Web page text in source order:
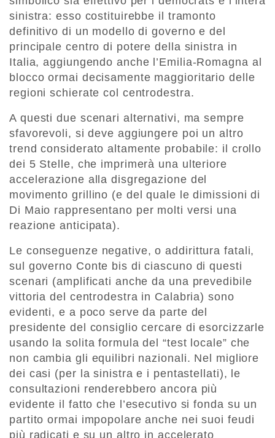
sinistra: esso costituirebbe il tramonto
definitivo di un modello di governo e del
principale centro di potere della sinistra in
Italia, aggiungendo anche l’Emilia-Romagna al
blocco ormai decisamente maggioritario delle
regioni schierate col centrodestra.
A questi due scenari alternativi, ma sempre
sfavorevoli, si deve aggiungere poi un altro
trend considerato altamente probabile: il crollo
dei 5 Stelle, che imprimerà una ulteriore
accelerazione alla disgregazione del
movimento grillino (e del quale le dimissioni di
Di Maio rappresentano per molti versi una
reazione anticipata).
Le conseguenze negative, o addirittura fatali,
sul governo Conte bis di ciascuno di questi
scenari (amplificati anche da una prevedibile
vittoria del centrodestra in Calabria) sono
evidenti, e a poco serve da parte del
presidente del consiglio cercare di esorcizzarle
usando la solita formula del “test locale” che
non cambia gli equilibri nazionali. Nel migliore
dei casi (per la sinistra e i pentastellati), le
consultazioni renderebbero ancora più
evidente il fatto che l’esecutivo si fonda su un
partito ormai impopolare anche nei suoi feudi
più radicati e su un altro in accelerato